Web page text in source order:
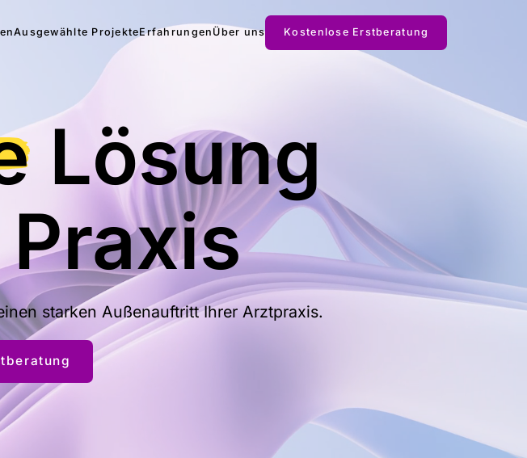
Ausgewählte ProjekteErfahrungen Über uns Kostenlose Erstberatung
Lösung
starken Außenauftritt Ihrer Arztpraxis.